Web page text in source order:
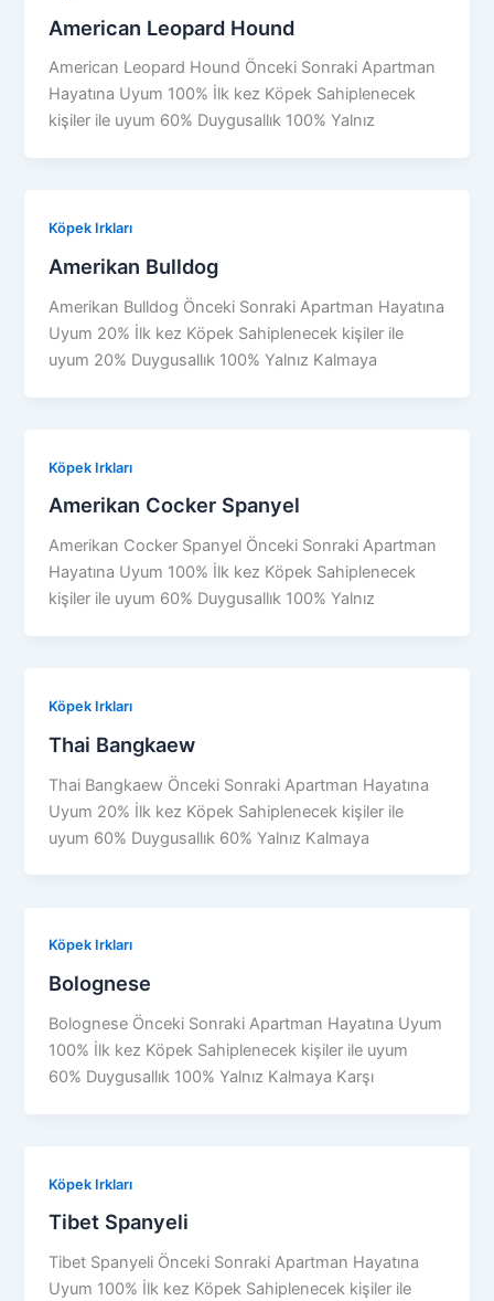
American Leopard Hound
American Leopard Hound Önceki Sonraki Apartman
Hayatına Uyum 100% İlk kez Köpek Sahiplenecek
kişiler ile uyum 60% Duygusallık 100% Yalnız
Köpek Irkları
Amerikan Bulldog
Amerikan Bulldog Önceki Sonraki Apartman Hayatına
Uyum 20% İlk kez Köpek Sahiplenecek kişiler ile
uyum 20% Duygusallık 100% Yalnız Kalmaya
Köpek Irkları
Amerikan Cocker Spanyel
Amerikan Cocker Spanyel Önceki Sonraki Apartman
Hayatına Uyum 100% İlk kez Köpek Sahiplenecek
kişiler ile uyum 60% Duygusallık 100% Yalnız
Köpek Irkları
Thai Bangkaew
Thai Bangkaew Önceki Sonraki Apartman Hayatına
Uyum 20% İlk kez Köpek Sahiplenecek kişiler ile
uyum 60% Duygusallık 60% Yalnız Kalmaya
Köpek Irkları
Bolognese
Bolognese Önceki Sonraki Apartman Hayatına Uyum
100% İlk kez Köpek Sahiplenecek kişiler ile uyum
60% Duygusallık 100% Yalnız Kalmaya Karşı
Köpek Irkları
Tibet Spanyeli
Tibet Spanyeli Önceki Sonraki Apartman Hayatına
Uyum 100% İlk kez Köpek Sahiplenecek kişiler ile